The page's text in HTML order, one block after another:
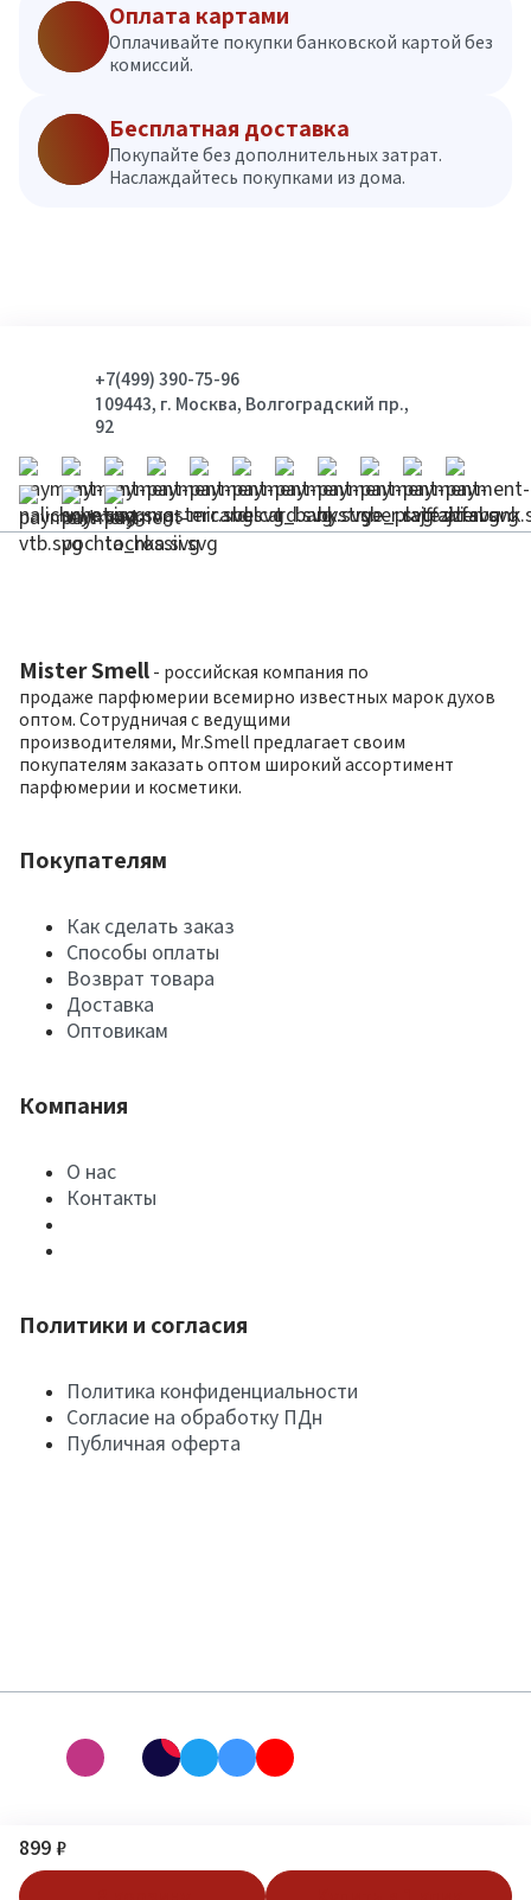
Оплата картами
Оплачивайте покупки банковской картой без
комиссий.
Бесплатная доставка
Покупайте без дополнительных затрат.
Наслаждайтесь покупками из дома.
899 ₽
+7(499) 390-75-96
109443, г. Москва, Волгоградский пр.,
92
Mister Smell - российская компания по
продаже парфюмерии всемирно известных марок духов
оптом. Сотрудничая с ведущими
производителями, Mr.Smell предлагает своим
покупателям заказать оптом широкий ассортимент
парфюмерии и косметики.
Покупателям
Как сделать заказ
Способы оплаты
Возврат товара
Доставка
Оптовикам
Компания
О нас
Контакты
Политики и согласия
Политика конфиденциальности
Согласие на обработку ПДн
Публичная оферта